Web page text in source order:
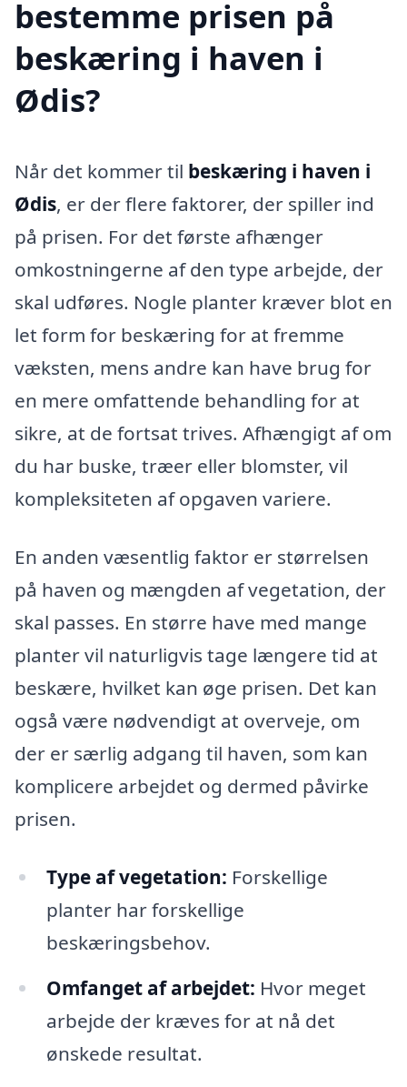
bestemme prisen på
beskæring i haven i
Ødis?
Når det kommer til beskæring i haven i
Ødis, er der flere faktorer, der spiller ind
på prisen. For det første afhænger
omkostningerne af den type arbejde, der
skal udføres. Nogle planter kræver blot en
let form for beskæring for at fremme
væksten, mens andre kan have brug for
en mere omfattende behandling for at
sikre, at de fortsat trives. Afhængigt af om
du har buske, træer eller blomster, vil
kompleksiteten af opgaven variere.
En anden væsentlig faktor er størrelsen
på haven og mængden af vegetation, der
skal passes. En større have med mange
planter vil naturligvis tage længere tid at
beskære, hvilket kan øge prisen. Det kan
også være nødvendigt at overveje, om
der er særlig adgang til haven, som kan
komplicere arbejdet og dermed påvirke
prisen.
Type af vegetation: Forskellige
planter har forskellige
beskæringsbehov.
Omfanget af arbejdet: Hvor meget
arbejde der kræves for at nå det
ønskede resultat.